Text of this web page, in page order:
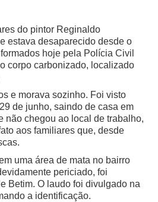
do pintor Reginaldo
estava desaparecido desde o
hoje pela Polícia Civil
corpo carbonizado, localizado
e morava sozinho. Foi visto
de junho, saindo de casa em
não chegou ao local de trabalho,
aos familiares que, desde
uma área de mata no bairro
periciado, foi
Betim. O laudo foi divulgado na
a identificação.